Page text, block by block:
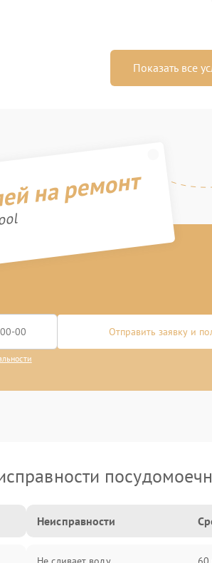
Показать все
на ремонт
Отправить заявку и
Неисправности